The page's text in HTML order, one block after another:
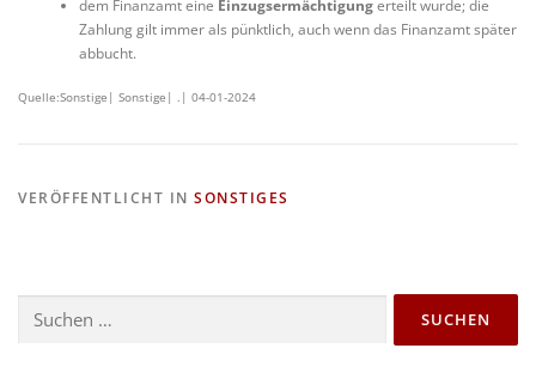
dem Finanzamt eine Einzugsermächtigungerteilt wurde; die
Zahlung gilt immer als pünktlich, auch wenn das Finanzamt später
abbucht.
Quelle:Sonstige| Sonstige| .| 04-01-2024
VERÖFFENTLICHT IN SONSTIGES